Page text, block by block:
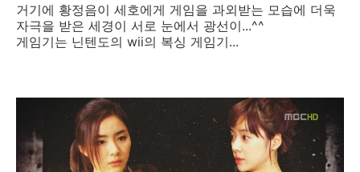
거기에 황정음이 세호에게 게임을 과외받는 모습에 더욱
자극을 받은 세경이 서로 눈에서 광선이...^^
게임기는 닌텐도의 wii의 복싱 게임기...